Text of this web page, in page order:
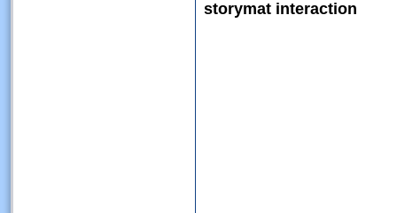
storymat interaction